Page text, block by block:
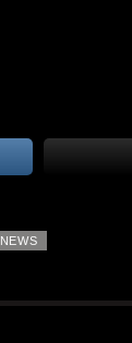
NEWS